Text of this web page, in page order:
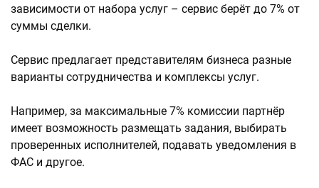
зависимости от набора услуг – сервис берёт до 7% от
суммы сделки.
Сервис предлагает представителям бизнеса разные
варианты сотрудничества и комплексы услуг.
Например, за максимальные 7% комиссии партнёр
имеет возможность размещать задания, выбирать
проверенных исполнителей, подавать уведомления в
ФАС и другое.